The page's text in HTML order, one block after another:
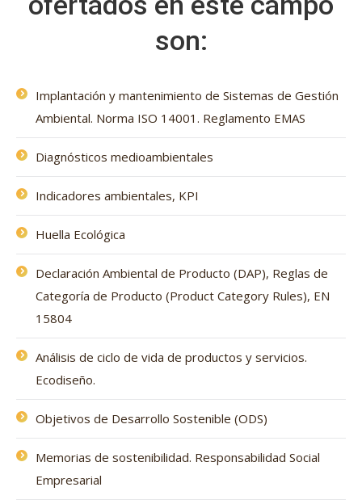
son:
Implantación y mantenimiento de Sistemas de Gestión
Ambiental. Norma ISO 14001. Reglamento EMAS
Diagnósticos medioambientales
Indicadores ambientales, KPI
Huella Ecológica
Declaración Ambiental de Producto (DAP), Reglas de
Categoría de Producto (Product Category Rules), EN
15804
Análisis de ciclo de vida de productos y servicios.
Ecodiseño.
Objetivos de Desarrollo Sostenible (ODS)
Memorias de sostenibilidad. Responsabilidad Social
Empresarial